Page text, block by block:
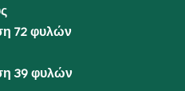
72 φυλών
39 φυλών